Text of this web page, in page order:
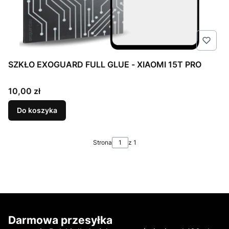
SZKŁO EXOGUARD FULL GLUE - XIAOMI 15T PRO
Cena
10,00 zł
Do koszyka
Strona z 1
Darmowa przesyłka